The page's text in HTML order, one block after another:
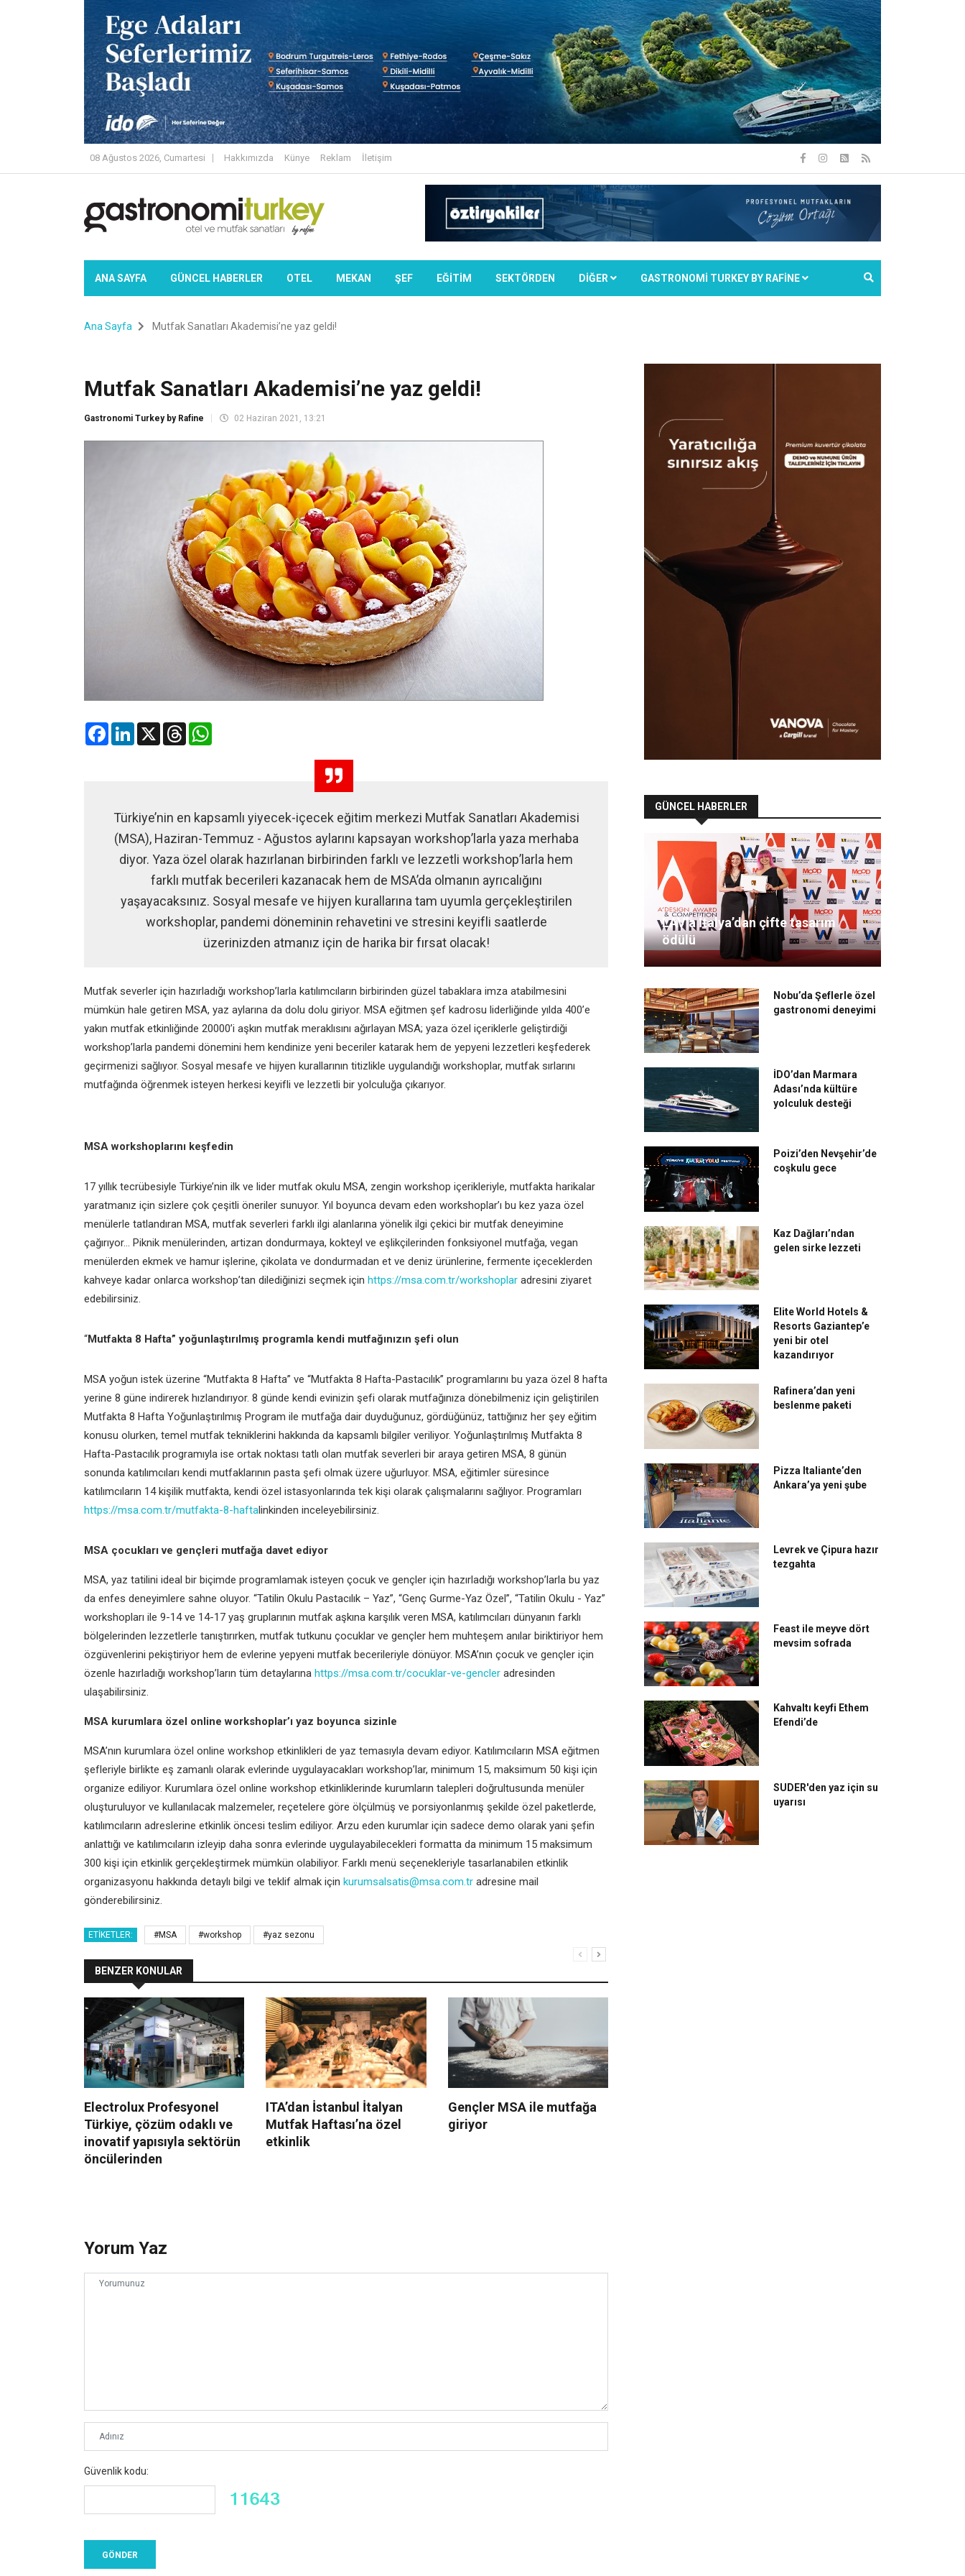
08 Ağustos 2026, Cumartesi Hakkımızda Künye Reklam İletişim
ANA SAYFA GÜNCEL HABERLER OTEL MEKAN ŞEF EĞİTİM SEKTÖRDEN DIĞER GASTRONOMİ TURKEY BY RAFİNE
Ana Sayfa Mutfak Sanatları Akademisi’ne yaz geldi!
Mutfak Sanatları Akademisi’ne yaz geldi!
Gastronomi Turkey by Rafine 02 Haziran 2021, 13:21
FacebookLinkedIn
X Threads
Türkiye’nin en kapsamlı yiyecek-içecek eğitim merkezi Mutfak Sanatları Akademisi
(MSA), Haziran-Temmuz - Ağustos aylarını kapsayan workshop’larla yaza merhaba
diyor. Yaza özel olarak hazırlanan birbirinden farklı ve lezzetli workshop’larla hem
farklı mutfak becerileri kazanacak hem de MSA’da olmanın ayrıcalığını
yaşayacaksınız. Sosyal mesafe ve hijyen kurallarına tam uyumla gerçekleştirilen
workshoplar, pandemi döneminin rehavetini ve stresini keyifli saatlerde
üzerinizden atmanız için de harika bir fırsat olacak!
Mutfak severler için hazırladığı workshop’larla katılımcıların birbirinden güzel tabaklara imza atabilmesini
mümkün hale getiren MSA, yaz aylarına da dolu dolu giriyor. MSA eğitmen şef kadrosu liderliğinde yılda 400’e
yakın mutfak etkinliğinde 20000’i aşkın mutfak meraklısını ağırlayan MSA; yaza özel içeriklerle geliştirdiği
workshop’larla pandemi dönemini hem kendinize yeni beceriler katarak hem de yepyeni lezzetleri keşfederek
geçirmenizi sağlıyor. Sosyal mesafe ve hijyen kurallarının titizlikle uygulandığı workshoplar, mutfak sırlarını
mutfağında öğrenmek isteyen herkesi keyifli ve lezzetli bir yolculuğa çıkarıyor.
MSA workshoplarını keşfedin
17 yıllık tecrübesiyle Türkiye’nin ilk ve lider mutfak okulu MSA, zengin workshop içerikleriyle, mutfakta harikalar
yaratmanız için sizlere çok çeşitli öneriler sunuyor. Yıl boyunca devam eden workshoplar’ı bu kez yaza özel
menülerle tatlandıran MSA, mutfak severleri farklı ilgi alanlarına yönelik ilgi çekici bir mutfak deneyimine
çağırıyor… Piknik menülerinden, artizan dondurmaya, kokteyl ve eşlikçilerinden fonksiyonel mutfağa, vegan
menülerden ekmek ve hamur işlerine, çikolata ve dondurmadan et ve deniz ürünlerine, fermente içeceklerden
kahveye kadar onlarca workshop’tan dilediğinizi seçmek için https://msa.com.tr/workshoplar adresini ziyaret
edebilirsiniz.
“Mutfakta 8 Hafta” yoğunlaştırılmış programla kendi mutfağınızın şefi olun
MSA yoğun istek üzerine “Mutfakta 8 Hafta” ve “Mutfakta 8 Hafta-Pastacılık” programlarını bu yaza özel 8 hafta
yerine 8 güne indirerek hızlandırıyor. 8 günde kendi evinizin şefi olarak mutfağınıza dönebilmeniz için geliştirilen
Mutfakta 8 Hafta Yoğunlaştırılmış Program ile mutfağa dair duyduğunuz, gördüğünüz, tattığınız her şey eğitim
konusu olurken, temel mutfak tekniklerini hakkında da kapsamlı bilgiler veriliyor. Yoğunlaştırılmış Mutfakta 8
Hafta-Pastacılık programıyla ise ortak noktası tatlı olan mutfak severleri bir araya getiren MSA, 8 günün
sonunda katılımcıları kendi mutfaklarının pasta şefi olmak üzere uğurluyor. MSA, eğitimler süresince
katılımcıların 14 kişilik mutfakta, kendi özel istasyonlarında tek kişi olarak çalışmalarını sağlıyor. Programları
https://msa.com.tr/mutfakta-8-haftalinkinden inceleyebilirsiniz.
MSA çocukları ve gençleri mutfağa davet ediyor
MSA, yaz tatilini ideal bir biçimde programlamak isteyen çocuk ve gençler için hazırladığı workshop’larla bu yaz
da enfes deneyimlere sahne oluyor. “Tatilin Okulu Pastacılık – Yaz”, “Genç Gurme-Yaz Özel”, “Tatilin Okulu - Yaz”
workshopları ile 9-14 ve 14-17 yaş gruplarının mutfak aşkına karşılık veren MSA, katılımcıları dünyanın farklı
bölgelerinden lezzetlerle tanıştırırken, mutfak tutkunu çocuklar ve gençler hem muhteşem anılar biriktiriyor hem
özgüvenlerini pekiştiriyor hem de evlerine yepyeni mutfak becerileriyle dönüyor. MSA’nın çocuk ve gençler için
özenle hazırladığı workshop’ların tüm detaylarına https://msa.com.tr/cocuklar-ve-gencler adresinden
ulaşabilirsiniz.
MSA kurumlara özel online workshoplar’ı yaz boyunca sizinle
MSA’nın kurumlara özel online workshop etkinlikleri de yaz temasıyla devam ediyor. Katılımcıların MSA eğitmen
şefleriyle birlikte eş zamanlı olarak evlerinde uygulayacakları workshop’lar, minimum 15, maksimum 50 kişi için
organize ediliyor. Kurumlara özel online workshop etkinliklerinde kurumların talepleri doğrultusunda menüler
oluşturuluyor ve kullanılacak malzemeler, reçetelere göre ölçülmüş ve porsiyonlanmış şekilde özel paketlerde,
katılımcıların adreslerine etkinlik öncesi teslim ediliyor. Arzu eden kurumlar için sadece demo olarak yani şefin
anlattığı ve katılımcıların izleyip daha sonra evlerinde uygulayabilecekleri formatta da minimum 15 maksimum
300 kişi için etkinlik gerçekleştirmek mümkün olabiliyor. Farklı menü seçenekleriyle tasarlanabilen etkinlik
organizasyonu hakkında detaylı bilgi ve teklif almak için kurumsalsatis@msa.com.tr adresine mail
gönderebilirsiniz.
ETIKETLER: #MSA #workshop #yaz sezonu
BENZER KONULAR
Electrolux Profesyonel
Türkiye, çözüm odaklı ve
inovatif yapısıyla sektörün
öncülerinden
ITA’dan İstanbul İtalyan
Mutfak Haftası’na özel
etkinlik
Gençler MSA ile mutfağa
giriyor
Yorum Yaz
Güvenlik kodu:
GÜNCEL HABERLER
LAV’a İtalya’dan çifte tasarım
ödülü
Nobu’da Şeflerle özel
gastronomi deneyimi
İDO’dan Marmara
Adası’nda kültüre
yolculuk desteği
Poizi’den Nevşehir’de
coşkulu gece
Kaz Dağları’ndan
gelen sirke lezzeti
Elite World Hotels &
Resorts Gaziantep’e
yeni bir otel
kazandırıyor
Rafinera’dan yeni
beslenme paketi
Pizza Italiante’den
Ankara’ya yeni şube
Levrek ve Çipura hazır
tezgahta
Feast ile meyve dört
mevsim sofrada
Kahvaltı keyfi Ethem
Efendi’de
SUDER'den yaz için su
uyarısı